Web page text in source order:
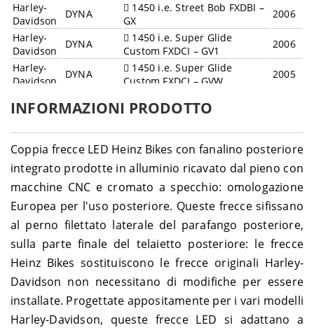
Harley-
Davidson
DYNA
1450 i.e. Street Bob FXDBI –
GX
2006
Harley-
Davidson
DYNA
1450 i.e. Super Glide
Custom FXDCI – GV1
2006
Harley-
Davidson
DYNA
1450 i.e. Super Glide
Custom FXDCI – GVW
2005
Davidson
DYNA
GMW
Davidson
DYNA
FXDXI – GRW
Harley-
Davidson
DYNA
1450 i.e. Wide Glide FXDWGI
– GPW
2004-
2005
Harley-
Davidson
DYNA 1450 Low Rider FXDL – GDV
1999-
2003
Harley-
Davidson
DYNA 1450 Super Glide FXD – GHV
1999-
2003
Harley-
Davidson
1450 Super Glide Sport
FXDX – GJV
1999-
2003
Harley-
DYNA
1450 Super Glide Tour Sport 2001-
Harley-
Davidson
DYNA
1450 Wide Glide FXDWG –
GEV
1999-
2003
INFORMAZIONI PRODOTTO
Coppia frecce LED Heinz Bikes con fanalino posteriore
integrato prodotte in alluminio ricavato dal pieno con
macchine CNC e cromato a specchio: omologazione
Europea per l'uso posteriore. Queste frecce sifissano
al perno filettato laterale del parafango posteriore,
sulla parte finale del telaietto posteriore: le frecce
Heinz Bikes sostituiscono le frecce originali Harley-
Davidson non necessitano di modifiche per essere
installate. Progettate appositamente per i vari modelli
Harley-Davidson, queste frecce LED si adattano a